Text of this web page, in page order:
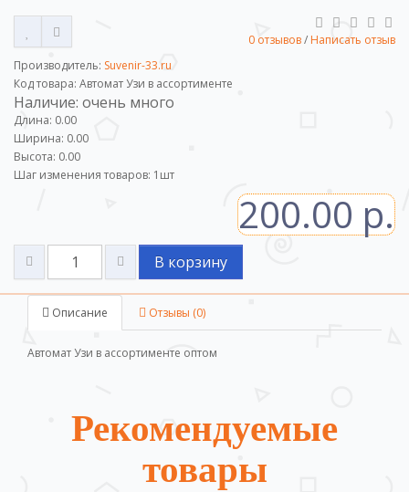
0 отзывов/ Написать отзыв
Производитель: Suvenir-33.ru
Код товара: Автомат Узи в ассортименте
Наличие: очень много
Длина: 0.00
Ширина: 0.00
Высота: 0.00
Шаг изменения товаров: 1 шт
200.00 р.
В корзину
Описание Отзывы (0)
Автомат Узи в ассортименте оптом
Рекомендуемые
товары